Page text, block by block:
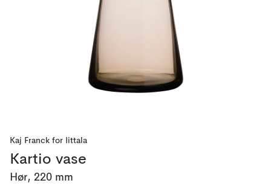
Kaj Franck for Iittala
Kartio vase
Hør, 220 mm